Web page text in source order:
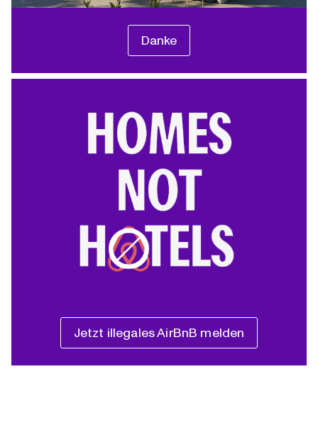
Danke
Jetzt illegales AirBnB melden